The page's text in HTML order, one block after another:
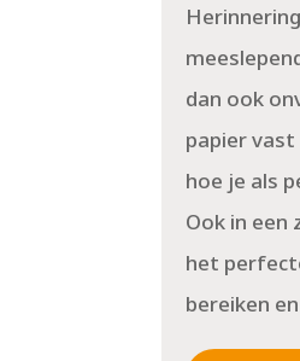
dan ook
papier vast
hoe je als
Ook in een
het
bereiken